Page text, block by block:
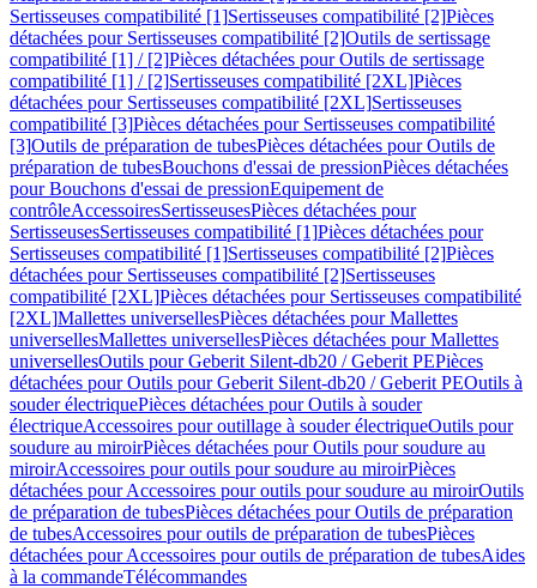
Sertisseuses compatibilité [1]Sertisseuses compatibilité [2]Pièces
détachées pour Sertisseuses compatibilité [2]Outils de sertissage
compatibilité [1] / [2]Pièces détachées pour Outils de sertissage
compatibilité [1] / [2]Sertisseuses compatibilité [2XL]Pièces
détachées pour Sertisseuses compatibilité [2XL]Sertisseuses
compatibilité [3]Pièces détachées pour Sertisseuses compatibilité
[3]Outils de préparation de tubesPièces détachées pour Outils de
préparation de tubesBouchons d'essai de pressionPièces détachées
pour Bouchons d'essai de pressionEquipement de
contrôleAccessoiresSertisseusesPièces détachées pour
SertisseusesSertisseuses compatibilité [1]Pièces détachées pour
Sertisseuses compatibilité [1]Sertisseuses compatibilité [2]Pièces
détachées pour Sertisseuses compatibilité [2]Sertisseuses
compatibilité [2XL]Pièces détachées pour Sertisseuses compatibilité
[2XL]Mallettes universellesPièces détachées pour Mallettes
universellesMallettes universellesPièces détachées pour Mallettes
universellesOutils pour Geberit Silent-db20 / Geberit PEPièces
détachées pour Outils pour Geberit Silent-db20 / Geberit PEOutils à
souder électriquePièces détachées pour Outils à souder
électriqueAccessoires pour outillage à souder électriqueOutils pour
soudure au miroirPièces détachées pour Outils pour soudure au
miroirAccessoires pour outils pour soudure au miroirPièces
détachées pour Accessoires pour outils pour soudure au miroirOutils
de préparation de tubesPièces détachées pour Outils de préparation
de tubesAccessoires pour outils de préparation de tubesPièces
détachées pour Accessoires pour outils de préparation de tubesAides
à la commandeTélécommandes